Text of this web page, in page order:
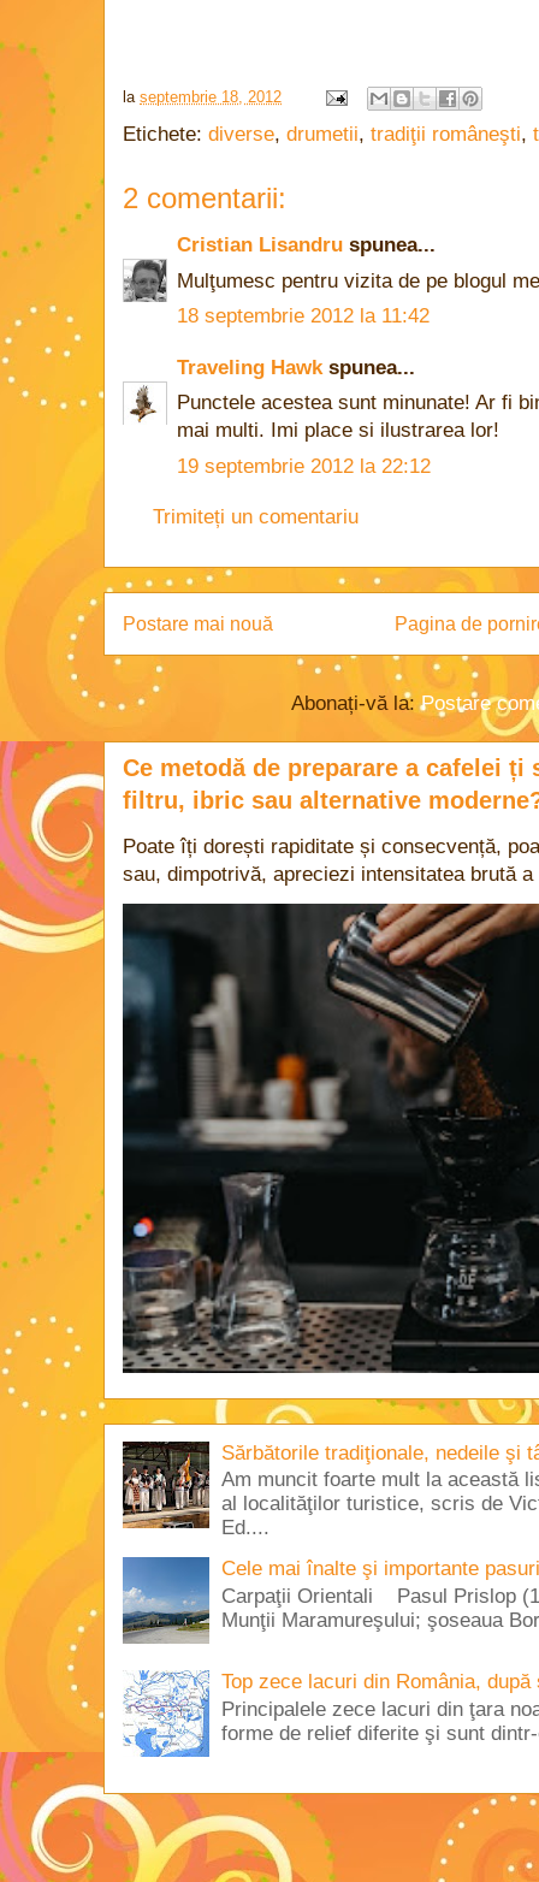
la septembrie 18, 2012
Etichete: diverse, drumetii, tradiţii româneşti,
2 comentarii:
Cristian Lisandru spunea...
Mulţumesc pentru vizita de pe blogul
18 septembrie 2012 la 11:42
Traveling Hawk spunea...
Punctele acestea sunt minunate! Ar fi
mai multi. Imi place si ilustrarea lor!
19 septembrie 2012 la 22:12
Trimiteți un comentariu
Postare mai nouă Pagina de
Abonați-vă la:Postare
Ce metodă de preparare a cafelei
filtru, ibric sau alternative
Poate îți dorești rapiditate și consecvență,
sau, dimpotrivă, apreciezi intensitatea brută
Sărbătorile tradiţionale, nedeile şi
Am muncit foarte mult la această
al localităţilor turistice, scris de
Ed....
Cele mai înalte şi importante
Carpaţii Orientali Pasul Prislop
Munţii Maramureşului; şoseaua
Top zece lacuri din România, după
Principalele zece lacuri din ţara
forme de relief diferite şi sunt